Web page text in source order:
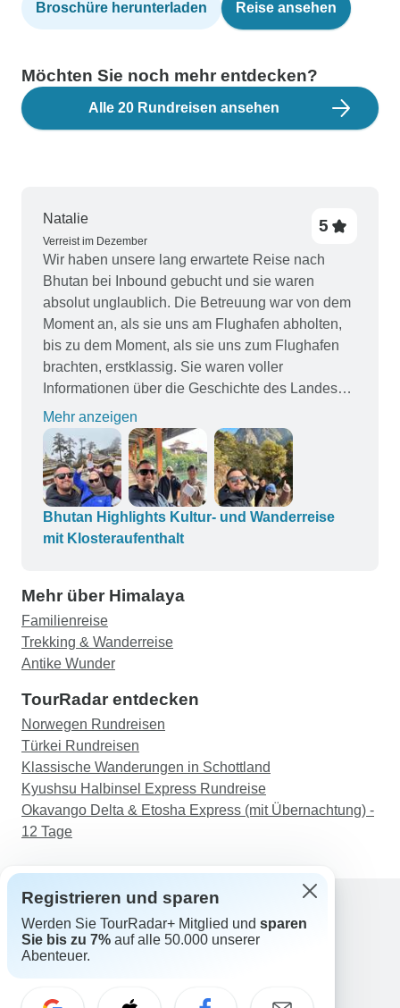
Broschüre herunterladen Reise ansehen
Möchten Sie noch mehr entdecken?
Alle 20 Rundreisen ansehen
Natalie
Verreist im Dezember
5
Wir haben unsere lang erwartete Reise nach
Bhutan bei Inbound gebucht und sie waren
absolut unglaublich. Die Betreuung war von dem
Moment an, als sie uns am Flughafen abholten,
bis zu dem Moment, als sie uns zum Flughafen
brachten, erstklassig. Sie waren voller
Informationen über die Geschichte des Landes
bis hin zur Gegenwart. Ich habe so viel über die
Kultur und den Buddhismus gelernt, dass ich es
gerne mit nach Hause nehmen und mit Freunden
und Familie teilen möchte. Auch das Essen war
unglaublich. Den ersten Weihnachtstag
verbrachten wir mit einer Wanderung zum Tigers
Nest. Das war etwas ganz Besonderes und
extrem sachkundig und machten die Reise zu
etwas ganz Besonderem. Das Unternehmen und
der Reiseleiter haben sich auch darum
gekümmert, dass wir den Yak-Burger probieren
und Phub, dass Sie diese Reise und die Bucket
List so besonders gemacht haben.
Mehr anzeigen
Bhutan Highlights Kultur- und Wanderreise
mit Klosteraufenthalt
Mehr über Himalaya
Familienreise
Trekking & Wanderreise
Antike Wunder
TourRadar entdecken
Norwegen Rundreisen
Türkei Rundreisen
Klassische Wanderungen in Schottland
Kyushsu Halbinsel Express Rundreise
Okavango Delta & Etosha Express (mit Übernachtung) -
12 Tage
Support
Kontakt
Registrieren und sparen
Werden Sie TourRadar+ Mitglied und sparen
Sie bis zu 7% auf alle 50.000 unserer
Abenteuer.